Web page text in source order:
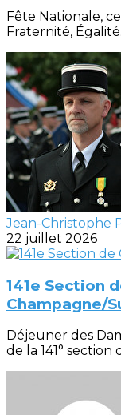
Fête Nationale,
Fraternité,
Jean-Christophe
22 juillet 2026
141e Section
Champagne/
Déjeuner des
de la 141° section